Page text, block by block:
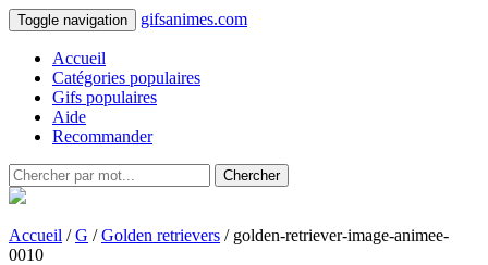
Toggle navigation gifsanimes.com
Accueil
Catégories populaires
Gifs populaires
Aide
Recommander
Chercher
Accueil /G /Golden retrievers / golden-retriever-image-animee-
0010